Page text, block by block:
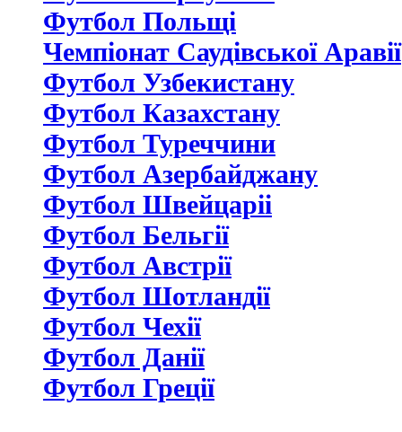
Футбол Польщі
Чемпіонат Саудівської Аравії
Футбол Узбекистану
Футбол Казахстану
Футбол Туреччини
Футбол Азербайджану
Футбол Швейцаріі
Футбол Бельгії
Футбол Австрії
Футбол Шотландії
Футбол Чехії
Футбол Данії
Футбол Греції